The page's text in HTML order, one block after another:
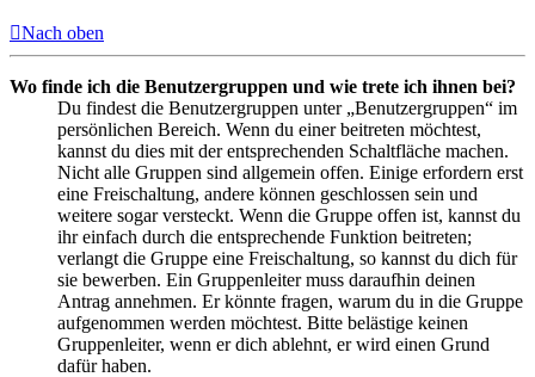
Nach oben
Wo finde ich die Benutzergruppen und wie trete ich ihnen bei?
Du findest die Benutzergruppen unter „Benutzergruppen“ im
persönlichen Bereich. Wenn du einer beitreten möchtest,
kannst du dies mit der entsprechenden Schaltfläche machen.
Nicht alle Gruppen sind allgemein offen. Einige erfordern erst
eine Freischaltung, andere können geschlossen sein und
weitere sogar versteckt. Wenn die Gruppe offen ist, kannst du
ihr einfach durch die entsprechende Funktion beitreten;
verlangt die Gruppe eine Freischaltung, so kannst du dich für
sie bewerben. Ein Gruppenleiter muss daraufhin deinen
Antrag annehmen. Er könnte fragen, warum du in die Gruppe
aufgenommen werden möchtest. Bitte belästige keinen
Gruppenleiter, wenn er dich ablehnt, er wird einen Grund
dafür haben.